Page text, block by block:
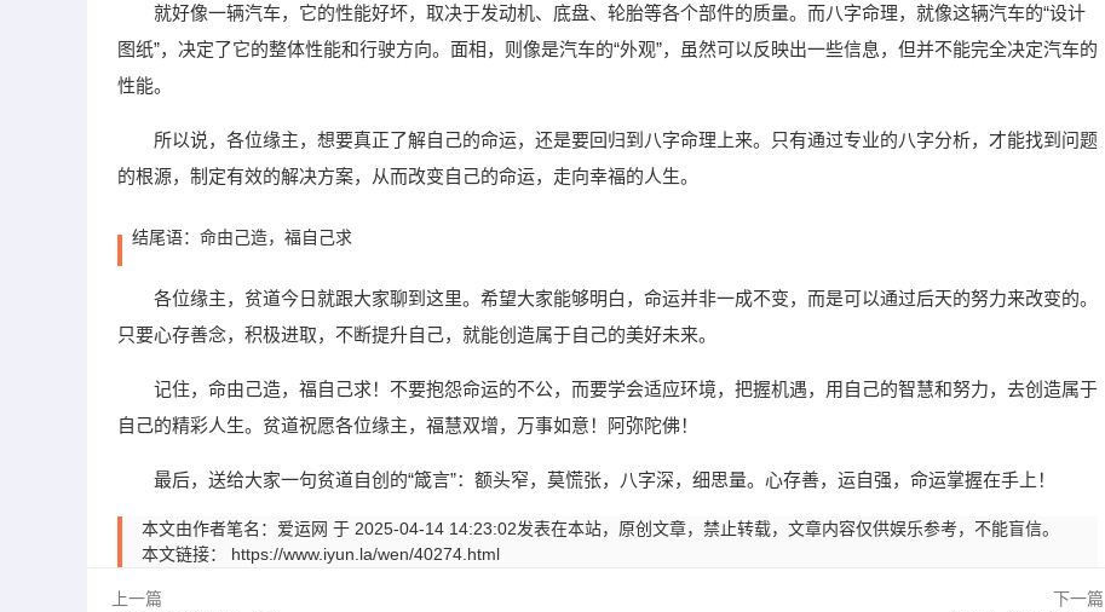
就好像一辆汽车，它的性能好坏，取决于发动机、底盘、轮胎等各个部件的质量。而八字命理，就像这辆汽车的“设计
图纸”，决定了它的整体性能和行驶方向。面相，则像是汽车的“外观”，虽然可以反映出一些信息，但并不能完全决定汽车的
性能。
所以说，各位缘主，想要真正了解自己的命运，还是要回归到八字命理上来。只有通过专业的八字分析，才能找到问题
的根源，制定有效的解决方案，从而改变自己的命运，走向幸福的人生。
结尾语：命由己造，福自己求
各位缘主，贫道今日就跟大家聊到这里。希望大家能够明白，命运并非一成不变，而是可以通过后天的努力来改变的。
只要心存善念，积极进取，不断提升自己，就能创造属于自己的美好未来。
记住，命由己造，福自己求！不要抱怨命运的不公，而要学会适应环境，把握机遇，用自己的智慧和努力，去创造属于
自己的精彩人生。贫道祝愿各位缘主，福慧双增，万事如意！阿弥陀佛！
最后，送给大家一句贫道自创的“箴言”：额头窄，莫慌张，八字深，细思量。心存善，运自强，命运掌握在手上！
本文由作者笔名：爱运网 于 2025-04-14 14:23:02发表在本站，原创文章，禁止转载，文章内容仅供娱乐参考，不能盲信。
本文链接： https://www.iyun.la/wen/40274.html
上一篇
下一篇